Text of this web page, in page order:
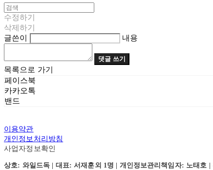
수정하기
삭제하기
글쓴이
내용
댓글 쓰기
목록으로 가기
페이스북
카카오톡
밴드
이용약관
개인정보처리방침
사업자정보확인
상호: 와일드독 | 대표: 서재훈외 1명 | 개인정보관리책임자: 노태호 |